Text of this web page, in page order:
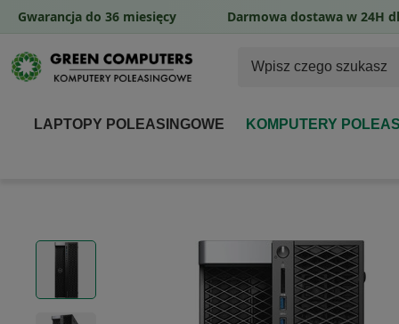
LAPTOPY POLEASINGOWE KOMPUTERY
Gwarancja do 36 miesięcy Darmowa dostawa w 24H